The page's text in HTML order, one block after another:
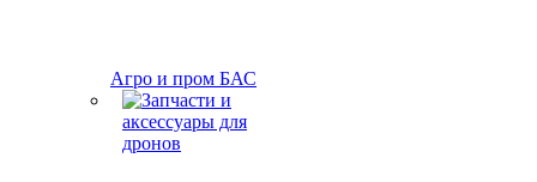
Агро и пром БАС